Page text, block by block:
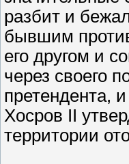
разбит и
бывшим
его другом и
через своего
претендента,
Хосров II
территории